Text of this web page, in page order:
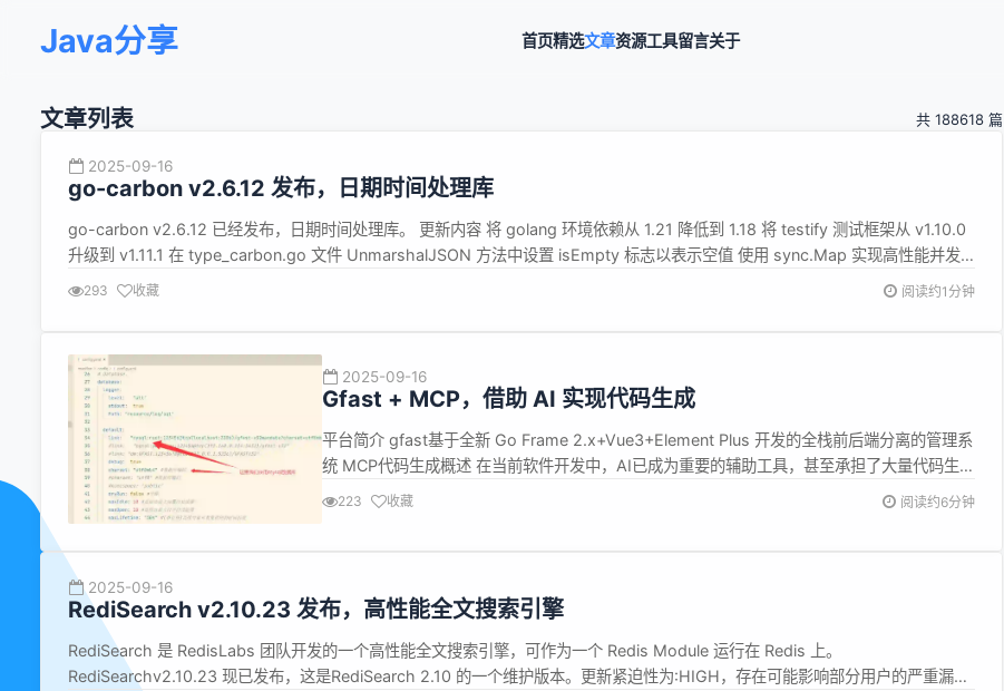
Java分享 首页精选文章资源工具留言关于
文章列表 共 188618 篇
2025-09-16
go-carbon v2.6.12 发布，日期时间处理库
go-carbon v2.6.12 已经发布，日期时间处理库。 更新内容 将 golang 环境依赖从 1.21 降低到 1.18 将 testify 测试框架从 v1.10.0
升级到 v1.11.1 在 type_carbon.go 文件 UnmarshalJSON 方法中设置 isEmpty 标志以表示空值 使用 sync.Map 实现高性能并发
293 收藏 阅读约1分钟
2025-09-16
Gfast + MCP，借助 AI 实现代码生成
平台简介 gfast基于全新 Go Frame 2.x+Vue3+Element Plus 开发的全栈前后端分离的管理系
统 MCP代码生成概述 在当前软件开发中，AI已成为重要的辅助工具，甚至承担了大量代码生成
工作，开发者更多地扮演引导与规则制定的角色。然而，这一模式仍存在显著痛点：当基于现
223 收藏 阅读约6分钟
2025-09-16
RediSearch v2.10.23 发布，高性能全文搜索引擎
RediSearch 是 RedisLabs 团队开发的一个高性能全文搜索引擎，可作为一个 Redis Module 运行在 Redis 上。
RediSearchv2.10.23 现已发布，这是RediSearch 2.10 的一个维护版本。更新紧迫性为:HIGH，存在可能影响部分用户的严重漏